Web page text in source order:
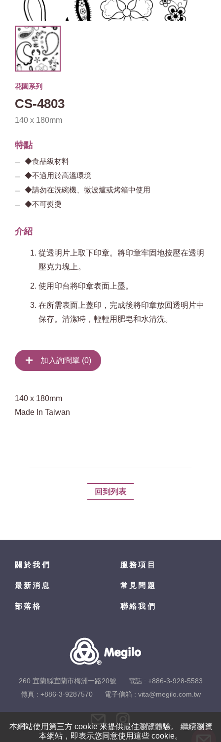
花園系列
CS-4803
140 x 180mm
特點
◆食品級材料
◆不適用於高溫環境
◆請勿在洗碗機、微波爐或烤箱中使用
◆不可熨燙
介紹
從透明片上取下印章。將印章牢固地按壓在透明
壓克力塊上。
使用印台將印章表面上墨。
在所需表面上蓋印，完成後將印章放回透明片中
保存。清潔時，輕輕用肥皂和水清洗。
加入詢問單 (0)
140 x 180mm
Made In Taiwan
回到列表
本網站使用第三方 cookie 來提供最佳瀏覽體驗。 繼續瀏覽
本網站，即表示您同意使用這些 cookie。
關於我們 服務項目
最新消息 常見問題
部落格 聯絡我們
260 宜蘭縣宜蘭市梅洲一路20號 電話 : +886-3-928-5583
傳真 : +886-3-9287570
電子信箱 : vita@megilo.com.tw